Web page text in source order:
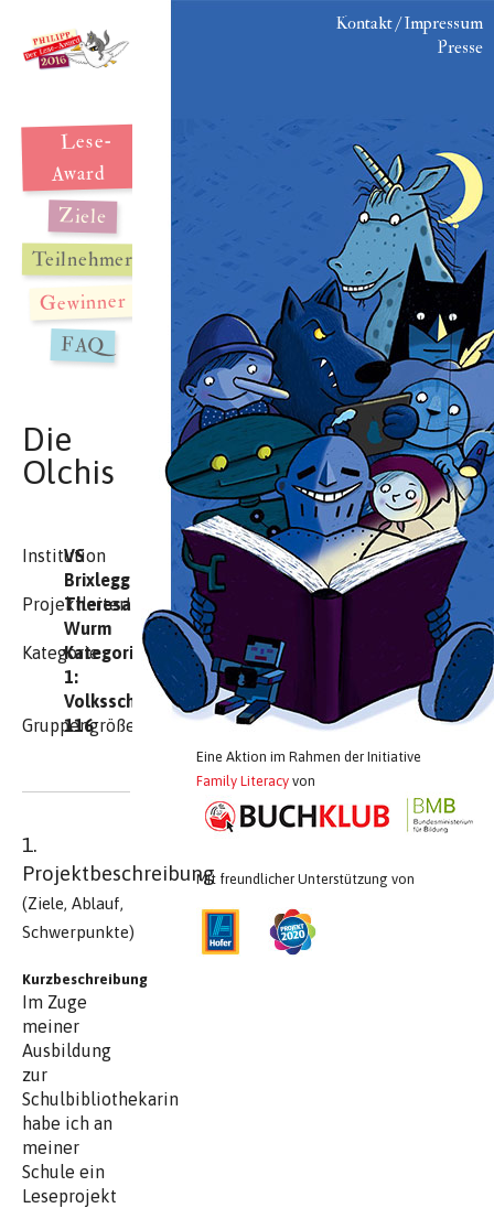
Lese-
Award
Ziele
Teilnehmer
Gewinner
FAQ
Die
Olchis
Institution
VS
Brixlegg
ProjektleiterIn
Theresa
Wurm
KategorieKategorie
1:
Volksschulen
Gruppengröße
116
1.
Projektbeschreibung
(Ziele, Ablauf,
Schwerpunkte)
Kurzbeschreibung
Im Zuge
meiner
Ausbildung
zur
Schulbibliothekarin
habe ich an
meiner
Schule ein
Leseprojekt
Kontakt / Impressum
Presse
Eine Aktion im Rahmen der Initiative
Family Literacy von
Mit freundlicher Unterstützung von